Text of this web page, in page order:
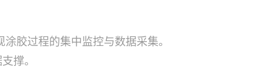
胶过程的集中监控与数据采集。
撑。